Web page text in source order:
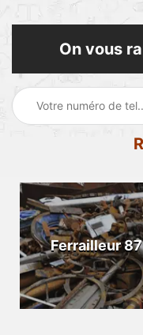
On vous
Ferrailleur 87